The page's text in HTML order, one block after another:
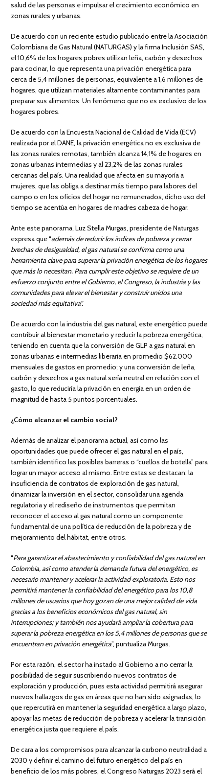
salud de las personas e impulsar el crecimiento económico en
zonas rurales y urbanas.
De acuerdo con un reciente estudio publicado entre la Asociación
Colombiana de Gas Natural (NATURGAS) y la firma Inclusión SAS,
el 10,6% de los hogares pobres utilizan leña, carbón y desechos
para cocinar, lo que representa una privación energética para
cerca de 5,4 millones de personas, equivalente a 1,6 millones de
hogares, que utilizan materiales altamente contaminantes para
preparar sus alimentos. Un fenómeno que no es exclusivo de los
hogares pobres.
De acuerdo con la Encuesta Nacional de Calidad de Vida (ECV)
realizada por el DANE, la privación energética no es exclusiva de
las zonas rurales remotas, también alcanza 14,1% de hogares en
zonas urbanas intermedias y al 23,2% de las zonas rurales
cercanas del país. Una realidad que afecta en su mayoría a
mujeres, que las obliga a destinar más tiempo para labores del
campo o en los oficios del hogar no remunerados, dicho uso del
tiempo se acentúa en hogares de madres cabeza de hogar.
Ante este panorama, Luz Stella Murgas, presidente de Naturgas
expresa que “además de reducir los índices de pobreza y cerrar
brechas de desigualdad, el gas natural se confirma como una
herramienta clave para superar la privación energética de los hogares
que más lo necesitan. Para cumplir este objetivo se requiere de un
esfuerzo conjunto entre el Gobierno, el Congreso, la industria y las
comunidades para elevar el bienestar y construir unidos una
sociedad más equitativa”.
De acuerdo con la industria del gas natural, este energético puede
contribuir al bienestar monetario y reducir la pobreza energética,
teniendo en cuenta que la conversión de GLP a gas natural en
zonas urbanas e intermedias liberaría en promedio $62.000
mensuales de gastos en promedio; y una conversión de leña,
carbón y desechos a gas natural sería neutral en relación con el
gasto, lo que reduciría la privación en energía en un orden de
magnitud de hasta 5 puntos porcentuales.
¿Cómo alcanzar el cambio social?
Además de analizar el panorama actual, así como las
oportunidades que puede ofrecer el gas natural en el país,
también identifico las posibles barreras o “cuellos de botella” para
lograr un mayor acceso al mismo. Entre estas se destacan: la
insuficiencia de contratos de exploración de gas natural,
dinamizar la inversión en el sector, consolidar una agenda
regulatoria y el rediseño de instrumentos que permitan
reconocer el acceso al gas natural como un componente
fundamental de una política de reducción de la pobreza y de
mejoramiento del hábitat, entre otros.
“Para garantizar el abastecimiento y confiabilidad del gas natural en
Colombia, así como atender la demanda futura del energético, es
necesario mantener y acelerar la actividad exploratoria. Esto nos
permitirá mantener la confiabilidad del energético para los 10,8
millones de usuarios que hoy gozan de una mejor calidad de vida
gracias a los beneficios económicos del gas natural, sin
interrupciones; y también nos ayudará ampliar la cobertura para
superar la pobreza energética en los 5,4 millones de personas que se
encuentran en privación energética”, puntualiza Murgas.
Por esta razón, el sector ha instado al Gobierno a no cerrar la
posibilidad de seguir suscribiendo nuevos contratos de
exploración y producción, pues esta actividad permitirá asegurar
nuevos hallazgos de gas en áreas que no han sido asignadas, lo
que repercutirá en mantener la seguridad energética a largo plazo,
apoyar las metas de reducción de pobreza y acelerar la transición
energética justa que requiere el país.
De cara a los compromisos para alcanzar la carbono neutralidad a
2030 y definir el camino del futuro energético del país en
beneficio de los más pobres, el Congreso Naturgas 2023 será el